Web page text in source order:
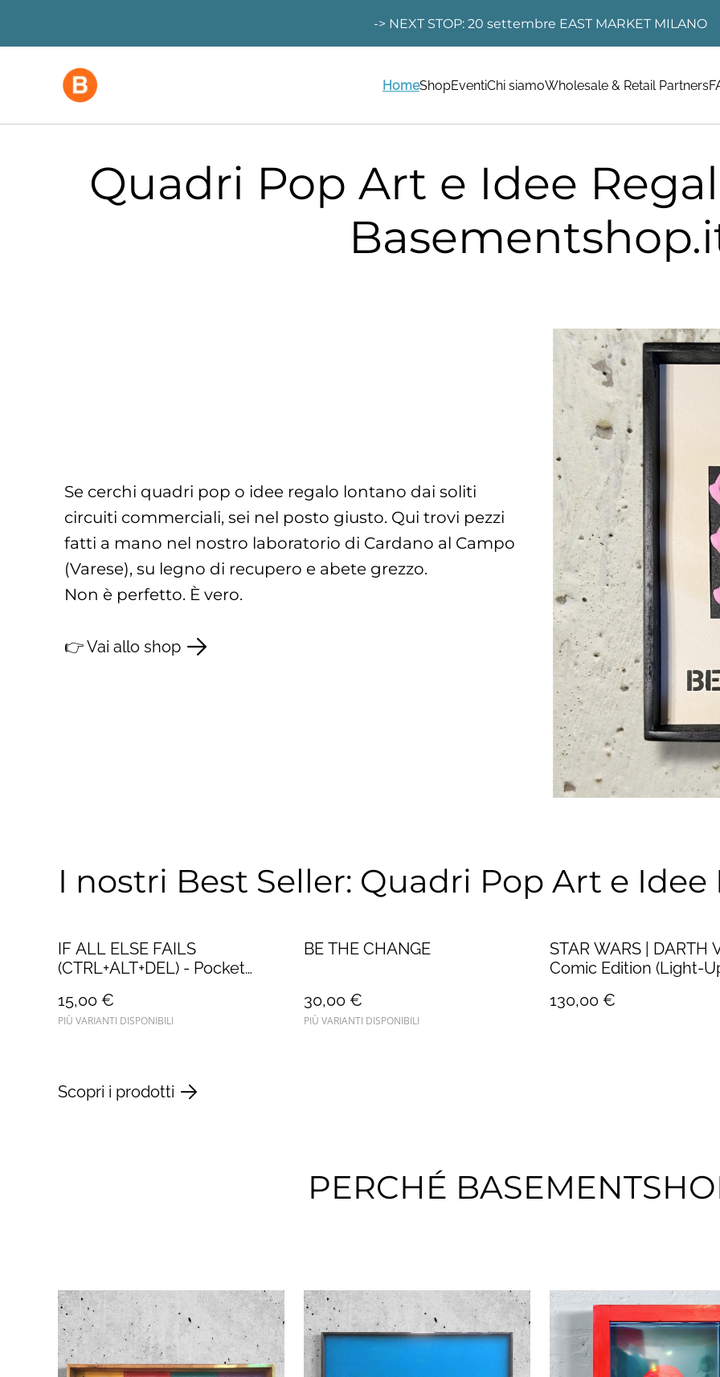
-> NEXT STOP: 20 settembre EAST MARKET MILANO
HomeShopEventiChi siamoWholesale & Retail Partners
Quadri Pop Art e Idee
Se cerchi quadri pop o idee regalo lontano dai soliti
circuiti commerciali, sei nel posto giusto. Qui trovi pezzi
fatti a mano nel nostro laboratorio di Cardano al Campo
(Varese), su legno di recupero e abete grezzo.
Non è perfetto. È vero.
👉 Vai allo shop
I nostri Best Seller: Quadri Pop Art e
IF ALL ELSE FAILS
(CTRL+ALT+DEL) - Pocket
15,00 €
PIÙ VARIANTI DISPONIBILI
BE THE CHANGE
30,00 €
PIÙ VARIANTI DISPONIBILI
STAR WARS | DARTH
Comic Edition (Light-
130,00 €
Scopri i prodotti
PERCHÉ